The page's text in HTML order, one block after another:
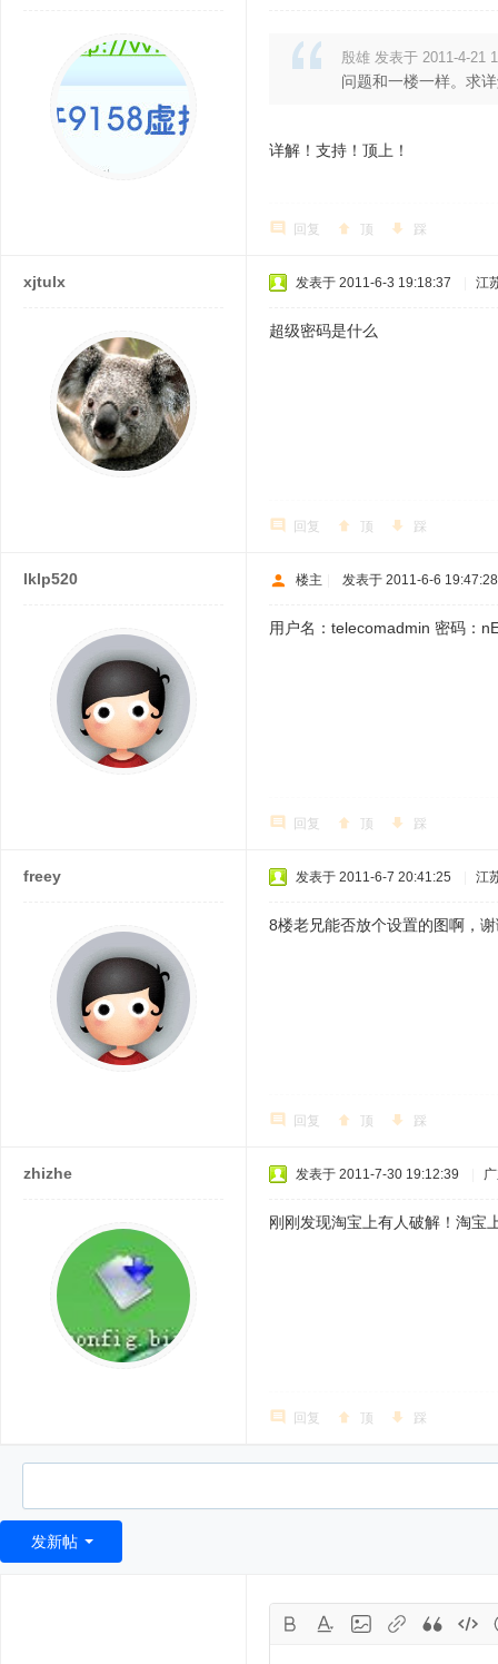
殷雄 发表于 2011-4-21
问题和一楼一样。求
详解！支持！顶上！
回复 顶 踩
xjtulx 发表于 2011-6-3 19:18:37 江
超级密码是什么
回复 顶 踩
lklp520 楼主 发表于 2011-6-6 19:47:28
用户名：telecomadmin 密码：
回复 顶 踩
freey 发表于 2011-6-7 20:41:25 江
8楼老兄能否放个设置的图啊，
回复 顶 踩
zhizhe 发表于 2011-7-30 19:12:39
刚刚发现淘宝上有人破解！淘宝
回复 顶 踩
发新帖